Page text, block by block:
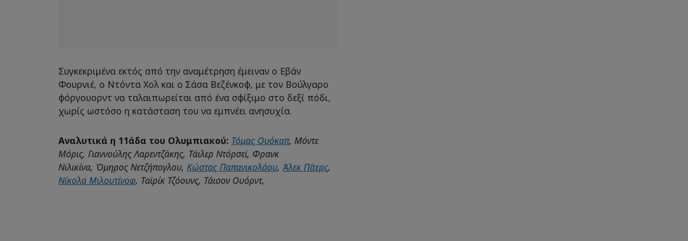
Συγκεκριμένα εκτός από την αναμέτρηση έμειναν ο Εβάν
Φουρνιέ, ο Ντόντα Χολ και ο Σάσα Βεζένκοφ, με τον Βούλγαρο
φόργουορντ να ταλαιπωρείται από ένα σφίξιμο στο δεξί πόδι,
χωρίς ωστόσο η κατάσταση του να εμπνέει ανησυχία.
Αναλυτικά η 11άδα του Ολυμπιακού: Τόμας Ουόκαπ, Μόντε
Μόρις, Γιαννούλης Λαρεντζάκης, Τάιλερ Ντόρσεϊ, Φρανκ
Νιλικίνα, Όμηρος Νετζήπογλου, Κώστας Παπανικολάου, Άλεκ Πίτερς,
Νίκολα Μιλουτίνοφ, Ταϊρίκ Τζόουνς, Τάισον Ουόρντ,